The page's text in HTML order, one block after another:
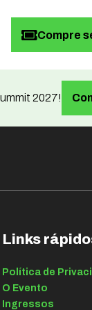
Compre
2027!
Links
Política de
O Evento
Ingressos